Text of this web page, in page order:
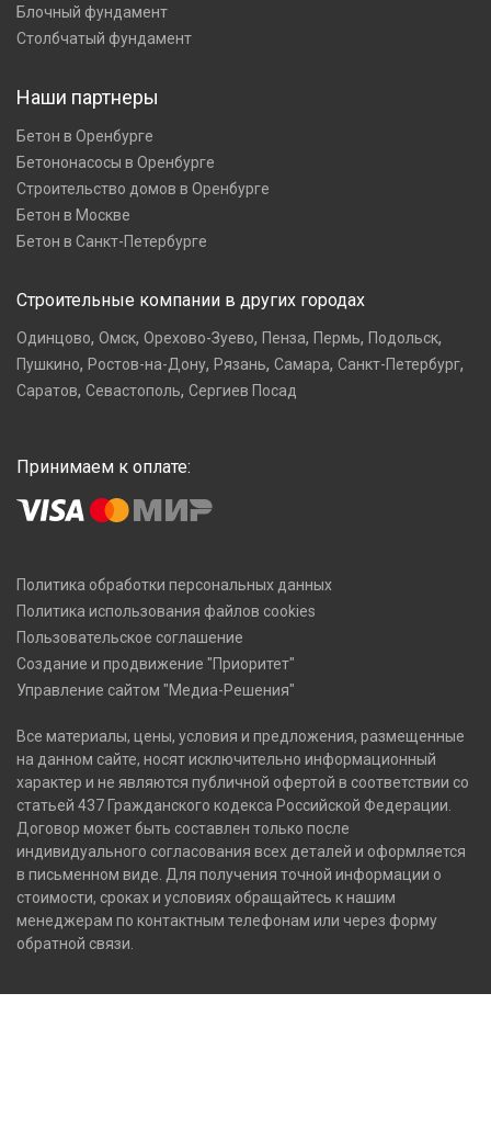
Блочный фундамент
Столбчатый фундамент
Наши партнеры
Бетон в Оренбурге
Бетононасосы в Оренбурге
Строительство домов в Оренбурге
Бетон в Москве
Бетон в Санкт-Петербурге
Строительные компании в других городах
Одинцово, Омск, Орехово-Зуево, Пенза, Пермь, Подольск,
Пушкино, Ростов-на-Дону, Рязань, Самара, Санкт-Петербург,
Саратов, Севастополь, Сергиев Посад
Принимаем к оплате:
Политика обработки персональных данных
Политика использования файлов cookies
Пользовательское соглашение
Создание и продвижение "Приоритет"
Управление сайтом "Медиа-Решения"
Все материалы, цены, условия и предложения, размещенные
на данном сайте, носят исключительно информационный
характер и не являются публичной офертой в соответствии со
статьей 437 Гражданского кодекса Российской Федерации.
Договор может быть составлен только после
индивидуального согласования всех деталей и оформляется
в письменном виде. Для получения точной информации о
стоимости, сроках и условиях обращайтесь к нашим
менеджерам по контактным телефонам или через форму
обратной связи.